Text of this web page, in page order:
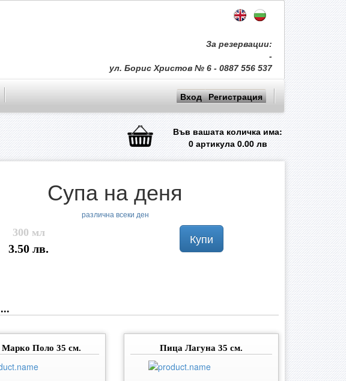
За резервации:
-
ул. Борис Христов № 6 - 0887 556 537
Вход Регистрация
Във вашата количка има:
0артикула0.00лв
Супа на деня
различна всеки ден
300 мл
3.50 лв.
Купи
Поло 35 см. Пица Лагуна 35 см.